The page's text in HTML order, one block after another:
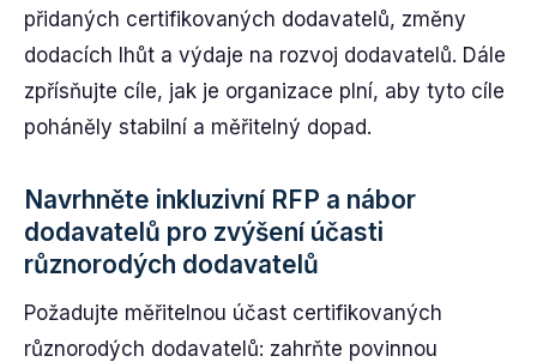
přidaných certifikovaných dodavatelů, změny
dodacích lhůt a výdaje na rozvoj dodavatelů. Dále
zpřísňujte cíle, jak je organizace plní, aby tyto cíle
poháněly stabilní a měřitelný dopad.
Navrhněte inkluzivní RFP a nábor
dodavatelů pro zvýšení účasti
různorodých dodavatelů
Požadujte měřitelnou účast certifikovaných
různorodých dodavatelů: zahrňte povinnou